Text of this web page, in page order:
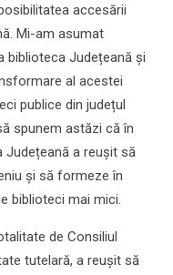
accesării
Mi-am asumat
biblioteca Județeană și
al acestei
publice din județul
spunem astăzi că în
Județeană a reușit să
și să formeze în
biblioteci mai mici.
de Consiliul
tutelară, a reușit să